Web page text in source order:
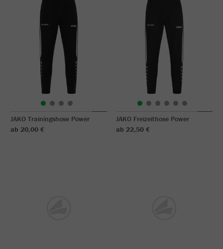
JAKO Trainingshose Power
ab 20,00 €
JAKO Freizeithose Power
ab 22,50 €